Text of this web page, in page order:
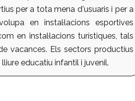
per a tota mena d'usuaris i per a
en instal·lacions esportives
en instal·lacions turístiques, tals
vacances. Els sectors productius
educatiu infantil i juvenil.